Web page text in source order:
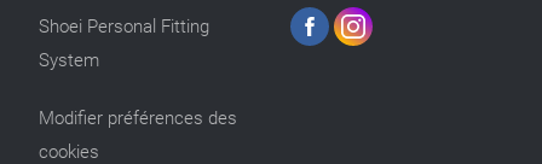
Shoei Personal Fitting
System
Modifier préférences des
cookies